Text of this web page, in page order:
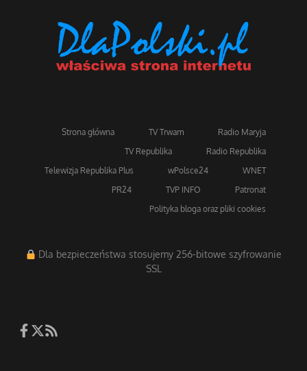
Strona główna TV Trwam
Radio Maryja
TV Republika
Radio Republika
Telewizja Republika Plus
wPolsce24
WNET
PR24
TVP INFO
Patronat
Polityka bloga oraz pliki cookies
Dla bezpieczeństwa stosujemy 256-bitowe szyfrowanie
SSL